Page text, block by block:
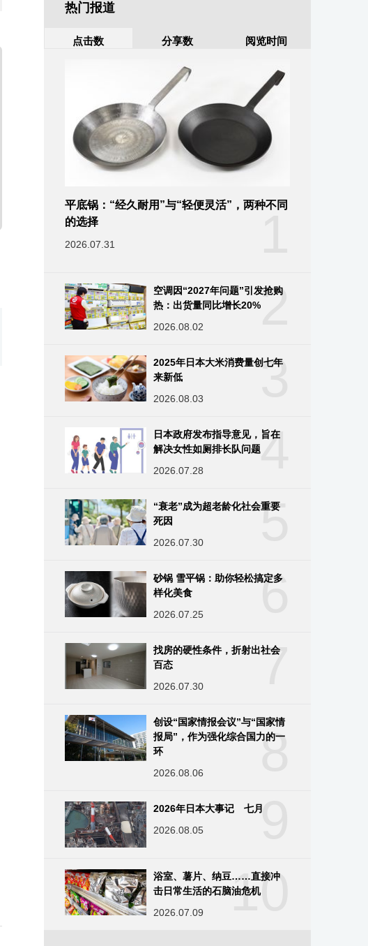
热门报道
点击数 分享数 阅览时间
平底锅：“经久耐用”与“轻便灵活”，两种不同
的选择
2026.07.31
2
空调因“2027年问题”引发抢购
热：出货量同比增长20%
2026.08.02
3
2025年日本大米消费量创七年
来新低
2026.08.03
4
日本政府发布指导意见，旨在
解决女性如厕排长队问题
2026.07.28
5
“衰老”成为超老龄化社会重要
死因
2026.07.30
6
砂锅 雪平锅：助你轻松搞定多
样化美食
2026.07.25
7
找房的硬性条件，折射出社会
百态
2026.07.30
8
创设“国家情报会议”与“国家情
报局”，作为强化综合国力的一
环
2026.08.06
9
2026年日本大事记 七月
2026.08.05
10
浴室、薯片、纳豆……直接冲
击日常生活的石脑油危机
2026.07.09